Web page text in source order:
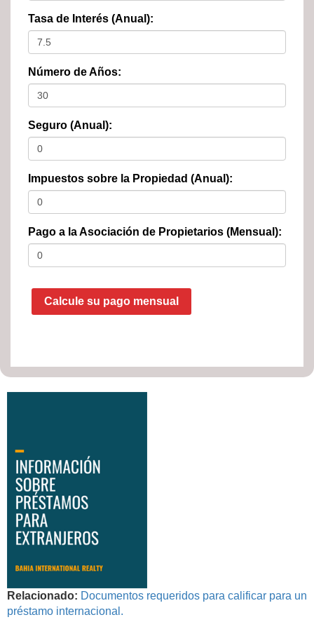
Tasa de Interés (Anual):
Número de Años:
Seguro (Anual):
Impuestos sobre la Propiedad (Anual):
Pago a la Asociación de Propietarios (Mensual):
Calcule su pago mensual
Relacionado: Documentos requeridos para calificar para un
préstamo internacional.